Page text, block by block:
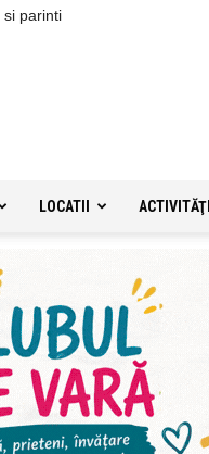
si parinti
LOCATII ACTIVITĂŢI